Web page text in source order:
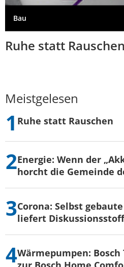
Bau
Ruhe statt Rauschen
Meistgelesen
Ruhe statt Rauschen
Energie: Wenn der
horcht die Gemeinde
Corona: Selbst
liefert Diskussionsstoff
Wärmepumpen: